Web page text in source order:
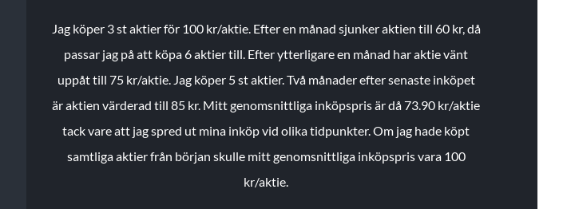
Jag köper 3 st aktier för 100 kr/aktie. Efter en månad sjunker aktien till 60 kr, då
passar jag på att köpa 6 aktier till. Efter ytterligare en månad har aktie vänt
uppåt till 75 kr/aktie. Jag köper 5 st aktier.Två månader efter senaste inköpet
är aktien värderad till 85 kr. Mitt genomsnittliga inköpspris är då 73.90 kr/aktie
tack vare att jag spred ut mina inköp vid olika tidpunkter. Om jag hade köpt
samtliga aktier från början skulle mitt genomsnittliga inköpspris vara 100
kr/aktie.